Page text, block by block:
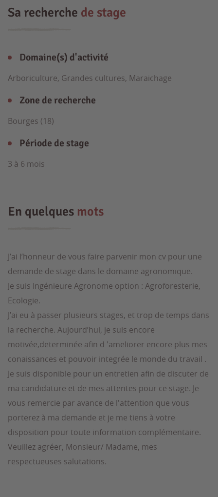
Sa recherche de stage
Domaine(s) d'activité
Arboriculture, Grandes cultures, Maraichage
Zone de recherche
Bourges (18)
Période de stage
3 à 6 mois
En quelques mots
J’ai l’honneur de vous faire parvenir mon cv pour une
demande de stage dans le domaine agronomique.
Je suis Ingénieure Agronome option : Agroforesterie,
Ecologie.
J’ai eu à passer plusieurs stages, et trop de temps dans
la recherche. Aujourd’hui, je suis encore
motivée,determinée afin d 'ameliorer encore plus mes
conaissances et pouvoir integrée le monde du travail .
Je suis disponible pour un entretien afin de discuter de
ma candidature et de mes attentes pour ce stage. Je
vous remercie par avance de l'attention que vous
porterez à ma demande et je me tiens à votre
disposition pour toute information complémentaire.
Veuillez agréer, Monsieur/ Madame, mes
respectueuses salutations.